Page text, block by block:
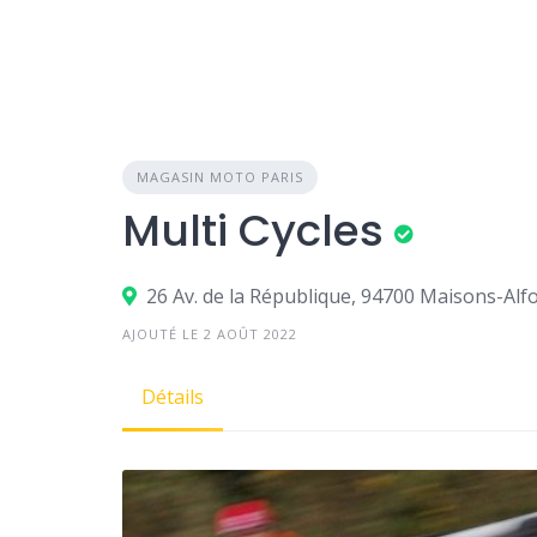
MAGASIN MOTO PARIS
Multi Cycles
26 Av. de la République, 94700 Maisons-
AJOUTÉ LE 2 AOÛT 2022
Détails